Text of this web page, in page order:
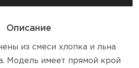
Описание
из смеси хлопка и льна
Модель имеет прямой крой